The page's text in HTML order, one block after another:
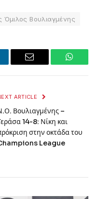
Όμιλος Βουλιαγμένης
Email
ARTICLE
Βουλιαγμένης –
14-8: Νίκη και
στην οκτάδα του
League